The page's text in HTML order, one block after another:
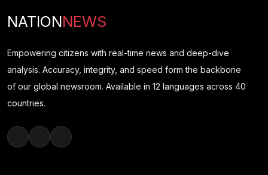
NATIONNEWS
Empowering citizens with real-time news and deep-dive
analysis. Accuracy, integrity, and speed form the backbone
of our global newsroom. Available in 12 languages across 40
countries.